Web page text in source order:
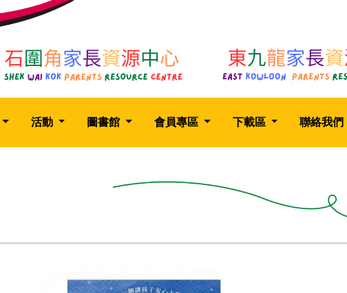
活動 圖書館 會員專區 下載區 聯絡我們